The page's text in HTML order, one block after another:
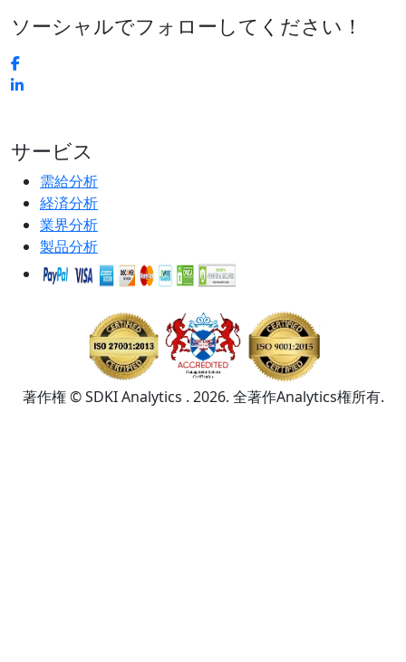
ソーシャルでフォローしてください！
サービス
需給分析
経済分析
業界分析
製品分析
著作権 © SDKI Analytics . 2026. 全著作Analytics権所有.